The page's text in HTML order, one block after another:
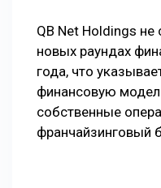
QB Net Holdings
новых раундах
года, что
финансовую
собственные
франчайзинговый